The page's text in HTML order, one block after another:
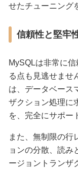
せたチューニング
信頼性と堅牢
MySQLは非常に
る点も見逃せませ
は、データベース
ザクション処理に
を、完全にサポー
また、無制限の行
ョンの分散、読み
ージョントランザ